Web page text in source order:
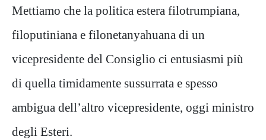
Mettiamo che la politica estera filotrumpiana,
filoputiniana e filonetanyahuana di un
vicepresidente del Consiglio ci entusiasmi più
di quella timidamente sussurrata e spesso
ambigua dell’altro vicepresidente, oggi ministro
degli Esteri.